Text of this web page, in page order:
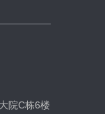
院C栋6楼